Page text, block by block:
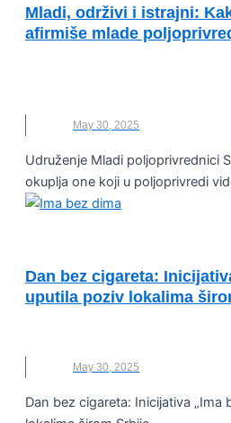
Mladi, održivi i istrajni:
afirmiše mlade
May 30, 2025
Udruženje Mladi poljoprivrednici
okuplja one koji u poljoprivredi
Dan bez cigareta:
uputila poziv lokalima
May 30, 2025
Dan bez cigareta: Inicijativa „Ima